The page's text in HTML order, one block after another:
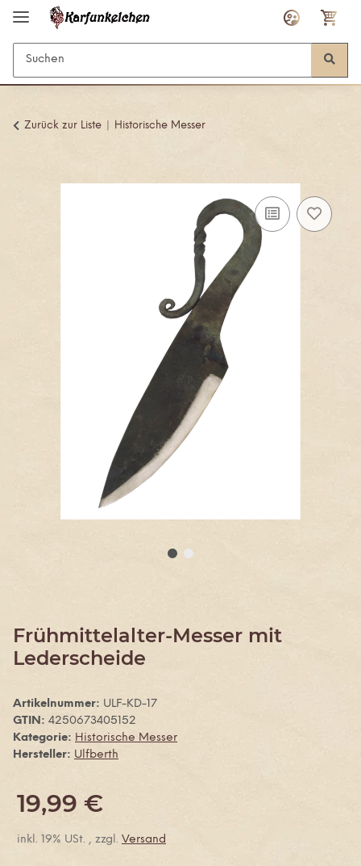
Zurück zur Liste Historische Messer
Frühmittelalter-Messer mit
Lederscheide
Artikelnummer: ULF-KD-17
GTIN: 4250673405152
Kategorie: Historische Messer
Hersteller: Ulfberth
19,99 €
inkl. 19% USt. , zzgl. Versand